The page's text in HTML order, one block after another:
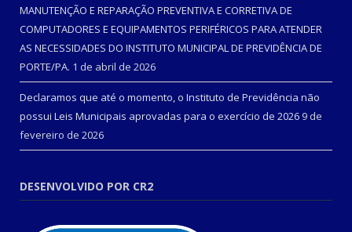
MANUTENÇÃO E REPARAÇÃO PREVENTIVA E CORRETIVA DE
COMPUTADORES E EQUIPAMENTOS PERIFÉRICOS PARA ATENDER
AS NECESSIDADES DO INSTITUTO MUNICIPAL DE PREVIDÊNCIA DE
PORTE/PA. 1 de abril de 2026
Declaramos que até o momento, o Instituto de Previdência não
possui Leis Municipais aprovadas para o exercício de 2026 9 de
fevereiro de 2026
DESENVOLVIDO POR CR2